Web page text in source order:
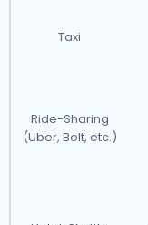
Taxi
Ride-Sharing
(Uber, Bolt, etc.)